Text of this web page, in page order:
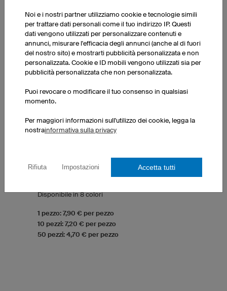
T-Shirt Classic Bambino
Taglio classico per bambini
Disponibile in 8 colori
1 pezzo: 7,90 € per pezzo
10 pezzi: 7,20 € per pezzo
50 pezzi: 4,70 € per pezzo
Noi e i nostri partner utilizziamo cookie e tecnologie simili
per trattare dati personali come il tuo indirizzo IP. Questi
dati vengono utilizzati per personalizzare contenuti e
annunci, misurare l'efficacia degli annunci (anche al di fuori
del nostro sito) e mostrarti pubblicità personalizzata e non
personalizzata. Cookie e ID mobili vengono utilizzati sia per
pubblicità personalizzata che non personalizzata.
Puoi revocare o modificare il tuo consenso in qualsiasi
momento.
Per maggiori informazioni sull'utilizzo dei cookie, legga la
nostrainformativa sulla privacy
Rifiuta Impostazioni Accetta tutti